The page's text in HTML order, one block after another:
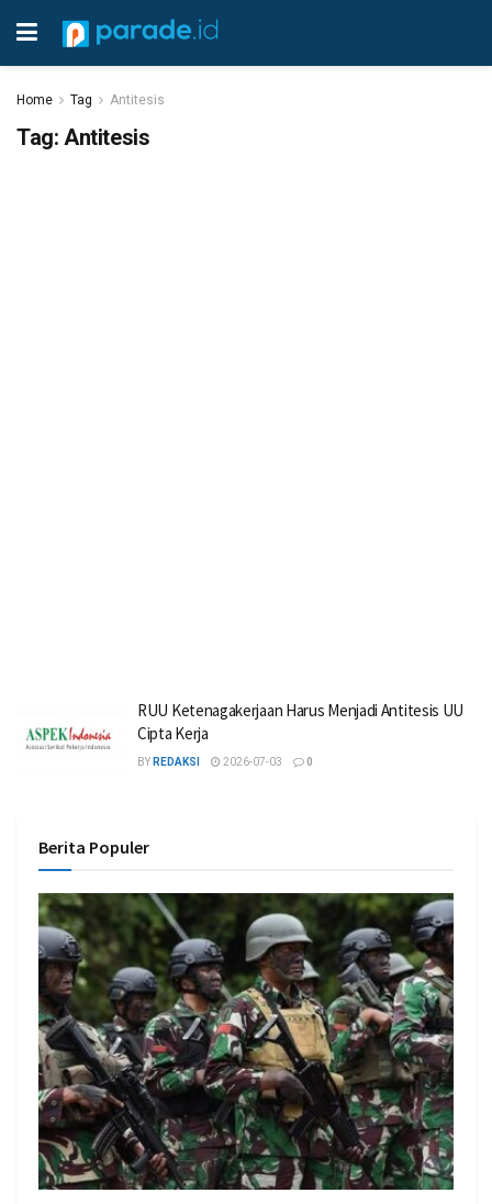
Home Tag Antitesis
Tag: Antitesis
RUU Ketenagakerjaan Harus Menjadi Antitesis UU
Cipta Kerja
BY REDAKSI 2026-07-03 0
Berita Populer